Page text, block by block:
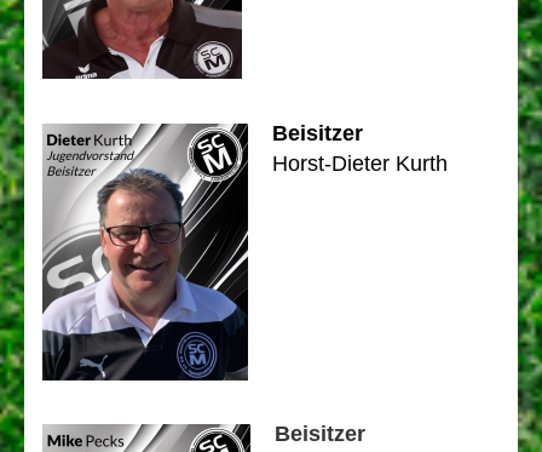
Beisitzer
Horst-Dieter Kurth
Beisitzer